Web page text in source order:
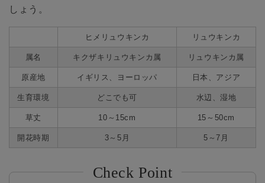
しょう。
ヒメリュウキンカ リュウキンカ
属名 キクザキリュウキンカ属 リュウキンカ属
原産地 イギリス、ヨーロッパ 日本、アジア
生育環境 どこでも可 水辺、湿地
草丈 10～15cm 15～50cm
開花時期 3～5月 5～7月